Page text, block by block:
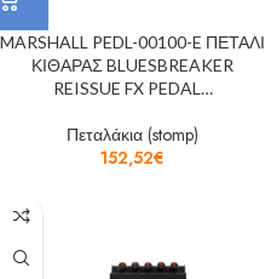
MARSHALL PEDL-00100-E ΠΕΤΑΛΙ
ΚΙΘΑΡΑΣ BLUESBREAKER
REISSUE FX PEDAL…
Πεταλάκια (stomp)
152,52€